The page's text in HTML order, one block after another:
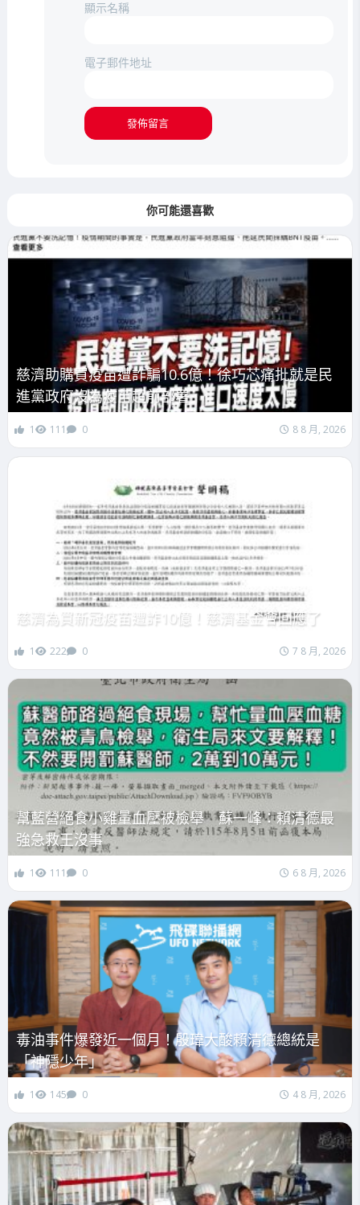
顯示名稱
電子郵件地址
你可能還喜歡
慈濟助購買疫苗遭詐騙10.6億！徐巧芯痛批就是民
進黨政府沒為疫苗超前部署
1 111 0 8 8 月, 2026
慈濟為買新冠疫苗遭詐10億！慈濟基金會回應了
1 222 0 7 8 月, 2026
幫藍營絕食小雞量血壓被檢舉 蘇一峰：賴清德最
強急救王沒事
1 111 0 6 8 月, 2026
毒油事件爆發近一個月！殷瑋大酸賴清德總統是
「神隱少年」
1 145 0 4 8 月, 2026